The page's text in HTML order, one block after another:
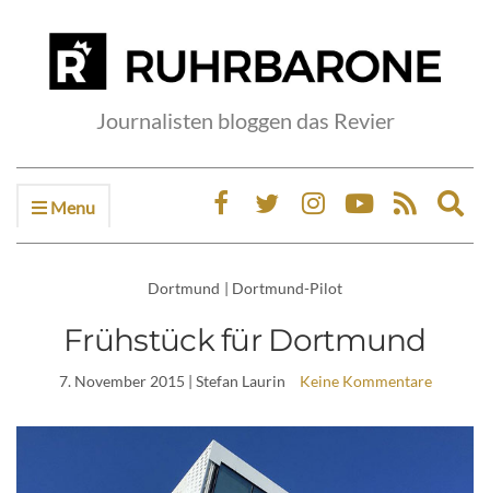
Journalisten bloggen das Revier
Menu
Dortmund | Dortmund-Pilot
Frühstück für Dortmund
7. November 2015 | Stefan Laurin Keine Kommentare